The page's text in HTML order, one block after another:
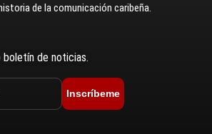
de la comunicación caribeña.
de noticias.
Inscríbeme